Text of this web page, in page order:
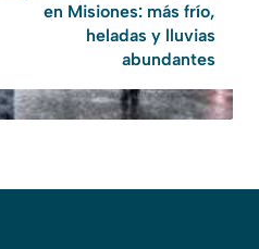
en Misiones: más frío,
heladas y lluvias
abundantes